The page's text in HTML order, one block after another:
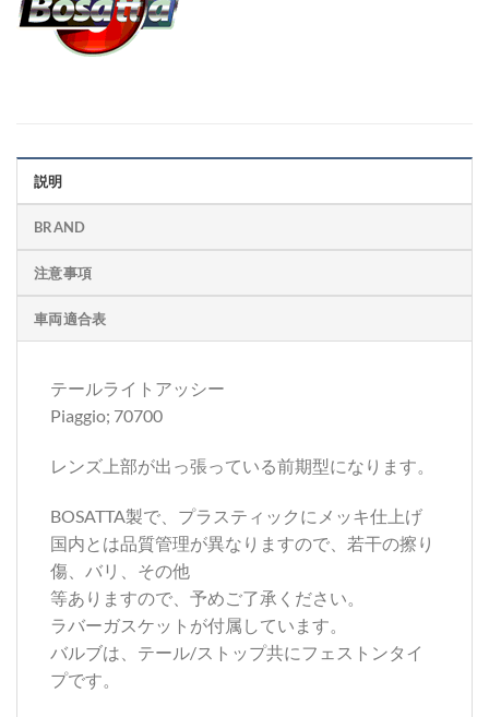
説明
BRAND
注意事項
車両適合表
テールライトアッシー
Piaggio; 70700
レンズ上部が出っ張っている前期型になります。
BOSATTA製で、プラスティックにメッキ仕上げ
国内とは品質管理が異なりますので、若干の擦り
傷、バリ、その他
等ありますので、予めご了承ください。
ラバーガスケットが付属しています。
バルブは、テール/ストップ共にフェストンタイ
プです。